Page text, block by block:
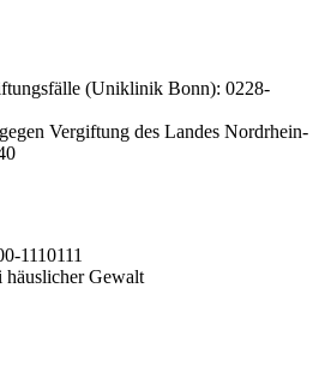
(Uniklinik Bonn): 0228-
Vergiftung des Landes Nordrhein-
1110111
häuslicher Gewalt